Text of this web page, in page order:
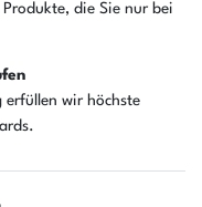
die Sie nur bei
erfüllen wir höchste